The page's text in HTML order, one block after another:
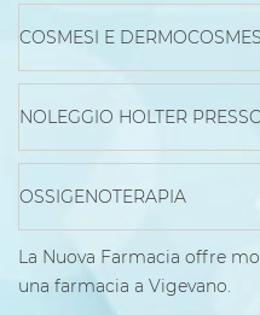
COSMESI E
NOLEGGIO HOLTER
OSSIGENOTERAPIA
La Nuova Farmacia offre
una farmacia a Vigevano.